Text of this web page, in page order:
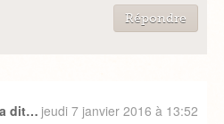
Répondre
dit… jeudi 7 janvier 2016 à 13:52